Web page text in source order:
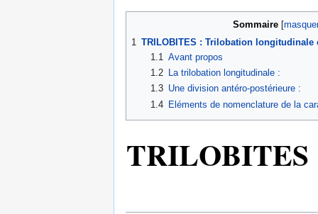
Sommaire[
1 TRILOBITES : Trilobation longitudinale
1.1 Avant propos
1.2
La trilobation longitudinale :
1.3 Une division antéro-postérieure :
1.4 Eléments de nomenclature de la
TRILOBITES